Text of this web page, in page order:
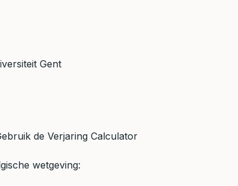
Gent
de Verjaring Calculator
wetgeving: